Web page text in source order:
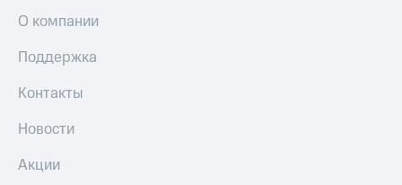
О компании
Поддержка
Контакты
Новости
Акции